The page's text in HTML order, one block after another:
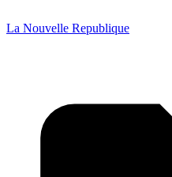
La Nouvelle Republique